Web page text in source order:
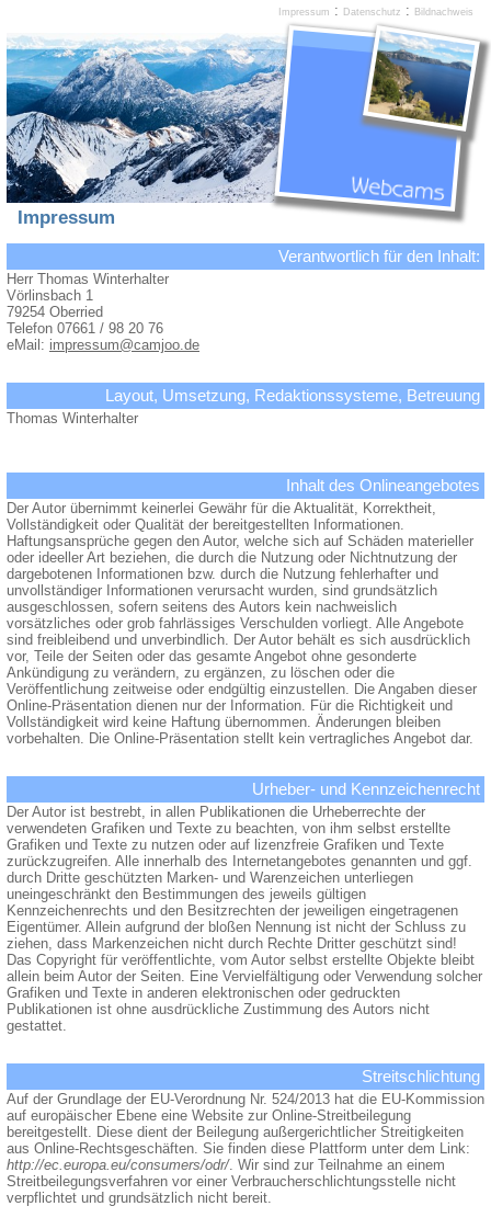
Impressum
Verantwortlich für den Inhalt:
Herr Thomas Winterhalter
Vörlinsbach 1
79254 Oberried
Telefon 07661 / 98 20 76
eMail: impressum@camjoo.de
Layout, Umsetzung, Redaktionssysteme, Betreuung
Thomas Winterhalter
Inhalt des Onlineangebotes
Der Autor übernimmt keinerlei Gewähr für die Aktualität, Korrektheit,
Vollständigkeit oder Qualität der bereitgestellten Informationen.
Haftungsansprüche gegen den Autor, welche sich auf Schäden materieller
oder ideeller Art beziehen, die durch die Nutzung oder Nichtnutzung der
dargebotenen Informationen bzw. durch die Nutzung fehlerhafter und
unvollständiger Informationen verursacht wurden, sind grundsätzlich
ausgeschlossen, sofern seitens des Autors kein nachweislich
vorsätzliches oder grob fahrlässiges Verschulden vorliegt. Alle Angebote
sind freibleibend und unverbindlich. Der Autor behält es sich ausdrücklich
vor, Teile der Seiten oder das gesamte Angebot ohne gesonderte
Ankündigung zu verändern, zu ergänzen, zu löschen oder die
Veröffentlichung zeitweise oder endgültig einzustellen. Die Angaben dieser
Online-Präsentation dienen nur der Information. Für die Richtigkeit und
Vollständigkeit wird keine Haftung übernommen. Änderungen bleiben
vorbehalten. Die Online-Präsentation stellt kein vertragliches Angebot dar.
Urheber- und Kennzeichenrecht
Der Autor ist bestrebt, in allen Publikationen die Urheberrechte der
verwendeten Grafiken und Texte zu beachten, von ihm selbst erstellte
Grafiken und Texte zu nutzen oder auf lizenzfreie Grafiken und Texte
zurückzugreifen. Alle innerhalb des Internetangebotes genannten und ggf.
durch Dritte geschützten Marken- und Warenzeichen unterliegen
uneingeschränkt den Bestimmungen des jeweils gültigen
Kennzeichenrechts und den Besitzrechten der jeweiligen eingetragenen
Eigentümer. Allein aufgrund der bloßen Nennung ist nicht der Schluss zu
ziehen, dass Markenzeichen nicht durch Rechte Dritter geschützt sind!
Das Copyright für veröffentlichte, vom Autor selbst erstellte Objekte bleibt
allein beim Autor der Seiten. Eine Vervielfältigung oder Verwendung solcher
Grafiken und Texte in anderen elektronischen oder gedruckten
Publikationen ist ohne ausdrückliche Zustimmung des Autors nicht
gestattet.
Streitschlichtung
Auf der Grundlage der EU-Verordnung Nr. 524/2013 hat die EU-Kommission
auf europäischer Ebene eine Website zur Online-Streitbeilegung
bereitgestellt. Diese dient der Beilegung außergerichtlicher Streitigkeiten
aus Online-Rechtsgeschäften. Sie finden diese Plattform unter dem Link:
http://ec.europa.eu/consumers/odr/. Wir sind zur Teilnahme an einem
Streitbeilegungsverfahren vor einer Verbraucherschlichtungsstelle nicht
verpflichtet und grundsätzlich nicht bereit.
Impressum : Datenschutz : Bildnachweis